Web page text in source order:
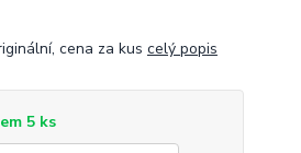
cena za kus celý popis
5 ks